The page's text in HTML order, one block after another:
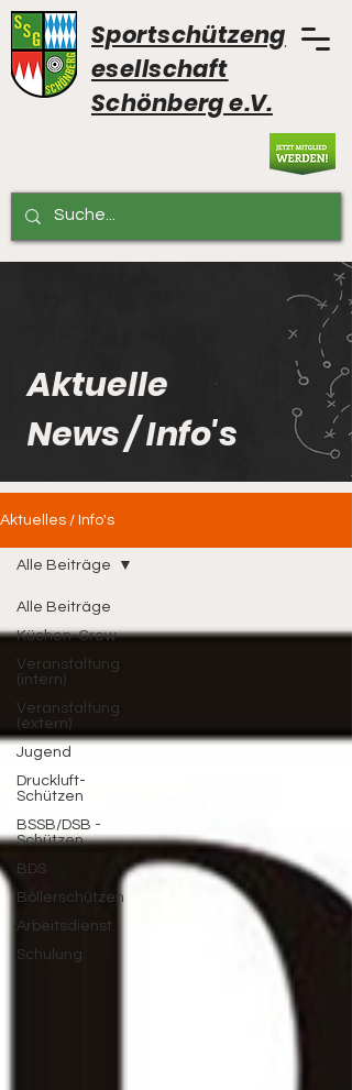
Sportschützeng
esellschaft
Schönberg e.V.
Aktuelle
News / Info's
Aktuelles / Info's
Alle Beiträge
Küchen-Crew
Veranstaltung
(intern)
Veranstaltung
(extern)
Jugend
Druckluft-
Schützen
BSSB/DSB -
Schützen
BDS
Böllerschützen
Arbeitsdienst
Schulung
Alle Beiträge